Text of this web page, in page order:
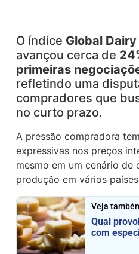
O índice Global
avançou cerca de
primeiras
refletindo uma
compradores que
no curto prazo.
A pressão compradora
expressivas nos preços
mesmo em um cenário de
produção em vários
Veja
Qual
com